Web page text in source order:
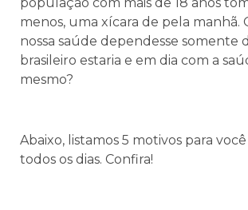
menos, uma xícara de pela manhã.
nossa saúde dependesse somente
brasileiro estaria e em dia com a
mesmo?
Abaixo, listamos 5 motivos para
todos os dias. Confira!